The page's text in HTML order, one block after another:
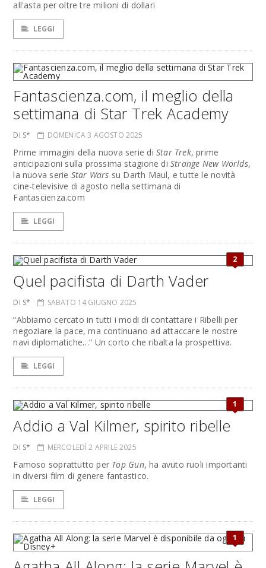
all'asta per oltre tre milioni di dollari
LEGGI
Fantascienza.com, il meglio della
settimana di Star Trek Academy
DI S* DOMENICA 3 AGOSTO 2025
Prime immagini della nuova serie di Star Trek, prime
anticipazioni sulla prossima stagione diStrange New Worlds,
la nuova serie Star Wars su Darth Maul, e tutte le novità
cine-televisive di agosto nella settimana di
Fantascienza.com
LEGGI
2
Quel pacifista di Darth Vader
DI S* SABATO 14 GIUGNO 2025
“Abbiamo cercato in tutti i modi di contattare i Ribelli per
negoziare la pace, ma continuano ad attaccare le nostre
navi diplomatiche…“ Un corto che ribalta la prospettiva.
LEGGI
1
Addio a Val Kilmer, spirito ribelle
DI S* MERCOLEDÌ 2 APRILE 2025
Famoso soprattutto per Top Gun, ha avuto ruoli importanti
in diversi film di genere fantastico.
LEGGI
1